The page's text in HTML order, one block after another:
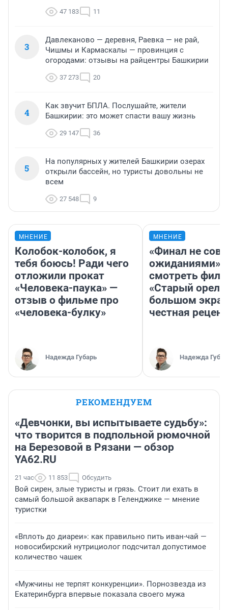
47 183 11
3
Давлеканово — деревня, Раевка — не рай,
Чишмы и Кармаскалы — провинция с
огородами: отзывы на райцентры Башкирии
37 273 20
4
Как звучит БПЛА. Послушайте, жители
Башкирии: это может спасти вашу жизнь
29 147 36
5
На популярных у жителей Башкирии озерах
открыли бассейн, но туристы довольны не
всем
27 548 9
МНЕНИЕ
Колобок-колобок, я
тебя боюсь! Ради чего
отложили прокат
«Человека-паука» —
отзыв о фильме про
«человека-булку»
Надежда Губарь
МНЕНИЕ
«Финал не
ожиданиями»:
смотреть
«Старый орел»
большом
честная
Надежда
РЕКОМЕНДУЕМ
«Девчонки, вы испытываете судьбу»:
что творится в подпольной рюмочной
на Березовой в Рязани — обзор
YA62.RU
21 час 11 853 Обсудить
Вой сирен, злые туристы и грязь. Стоит ли ехать в
самый большой аквапарк в Геленджике — мнение
туристки
«Вплоть до диареи»: как правильно пить иван-чай —
новосибирский нутрициолог подсчитал допустимое
количество чашек
«Мужчины не терпят конкуренции». Порнозвезда из
Екатеринбурга впервые показала своего мужа